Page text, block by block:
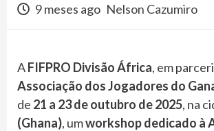
9 meses ago Nelson Cazumiro
AFIFPRO Divisão África, em
Associação dos Jogadores do
de 21 a 23 de outubro de 2025, na
(Ghana), umworkshop dedicado à